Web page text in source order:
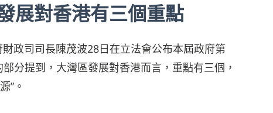
展對香港有三個重點
司司長陳茂波28日在立法會公布本屆政府第
分提到，大灣區發展對香港而言，重點有三個，
”。